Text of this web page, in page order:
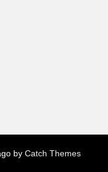
by Catch Themes